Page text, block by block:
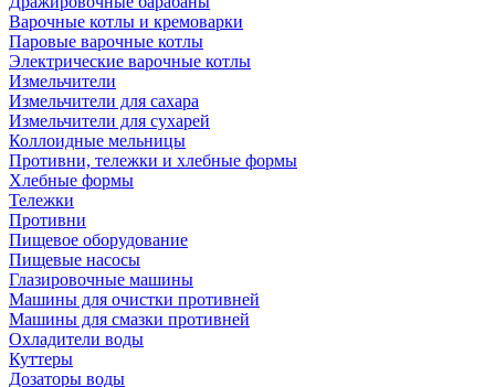
Варочные котлы и кремоварки
Паровые варочные котлы
Электрические варочные котлы
Измельчители
Измельчители для сахара
Измельчители для сухарей
Коллоидные мельницы
Противни, тележки и хлебные формы
Хлебные формы
Тележки
Противни
Пищевое оборудование
Пищевые насосы
Глазировочные машины
Машины для очистки противней
Машины для смазки противней
Охладители воды
Куттеры
Дозаторы воды